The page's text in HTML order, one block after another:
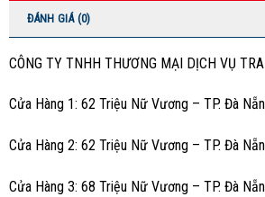
ĐÁNH GIÁ (0)
CÔNG TY TNHH THƯƠNG MẠI DỊCH VỤ
Cửa Hàng 1: 62 Triệu Nữ Vương – TP. Đà
Cửa Hàng 2: 62 Triệu Nữ Vương – TP. Đà
Cửa Hàng 3: 68 Triệu Nữ Vương – TP. Đà